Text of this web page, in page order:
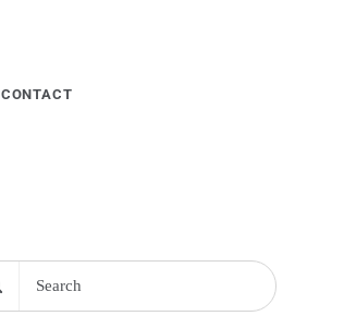
CONTACT